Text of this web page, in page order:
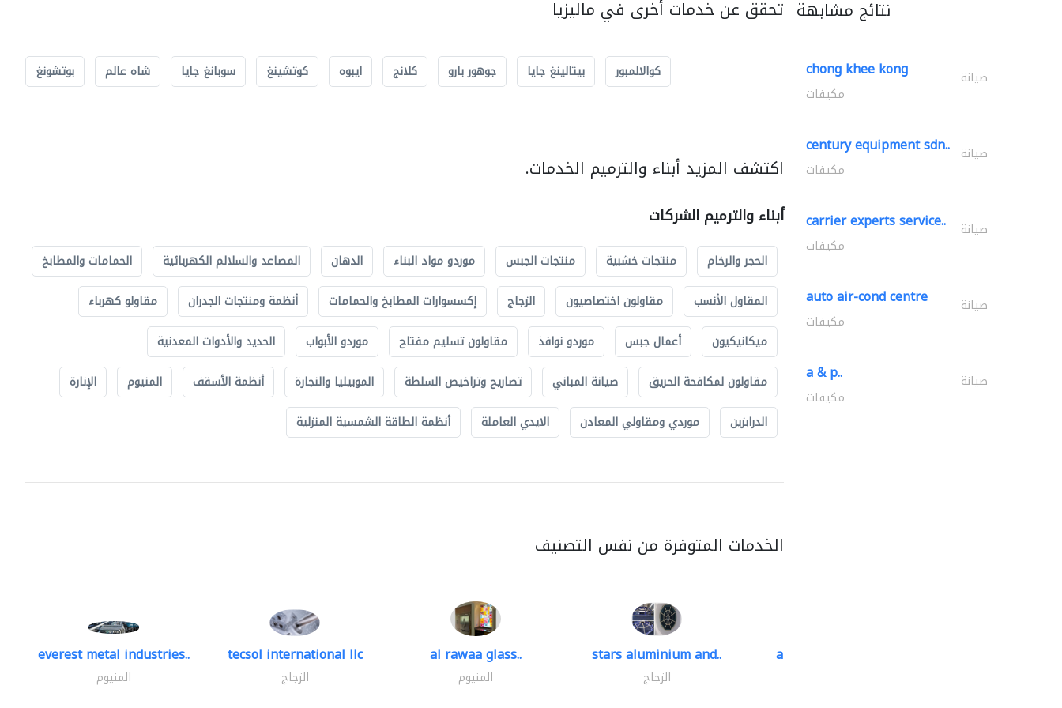
تحقق عن خدمات أخرى في ماليزيا
كوالالمبور بيتالينغ جايا جوهور بارو كلانج ايبوه كوتشينغ سوبانغ جايا شاه عالم بوتشونغ
اكتشف المزيد أبناء والترميم الخدمات.
أبناء والترميم الشركات
الحجر والرخام منتجات خشبية منتجات الجبس موردو مواد البناء الدهان المصاعد والسلالم الكهربائية
الحمامات والمطابخ
المقاول الأنسب
مقاولون اختصاصيون الزجاج إكسسوارات المطابخ والحمامات أنظمة ومنتجات الجدران
مقاولو كهرباء
ميكانيكيون
أعمال جبس موردو نوافذ مقاولون تسليم مفتاح موردو الأبواب
الحديد والأدوات المعدنية
مقاولون لمكافحة الحريق
صيانة المباني تصاريح وتراخيص السلطة الموبيليا والنجارة أنظمة الأسقف المنيوم
الإنارة
الدرابزين
موردي ومقاولي المعادن الايدي العاملة أنظمة الطاقة الشمسية المنزلية
الخدمات المتوفرة من نفس التصنيف
everest metal industries..
المنيوم
tecsol international llc
الزجاج
al rawaa glass..
المنيوم
stars aluminium and..
الزجاج
al barary aluminum..
نتائج مشابهة
chong khee kong صيانة
مكيفات
century equipment sdn.. صيانة
مكيفات
carrier experts service.. صيانة
مكيفات
auto air-cond centre صيانة
مكيفات
a & p.. صيانة
مكيفات